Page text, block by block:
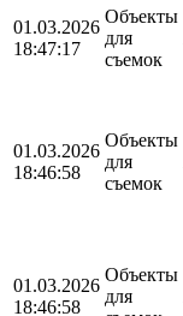
01.03.2026
18:47:17
Объекты
для
съемок
01.03.2026
18:46:58
Объекты
для
съемок
01.03.2026
18:46:58
Объекты
для